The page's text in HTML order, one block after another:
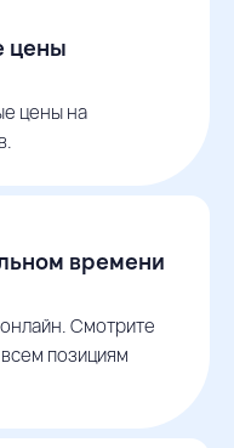
цены
цены на
времени
Смотрите
позициям